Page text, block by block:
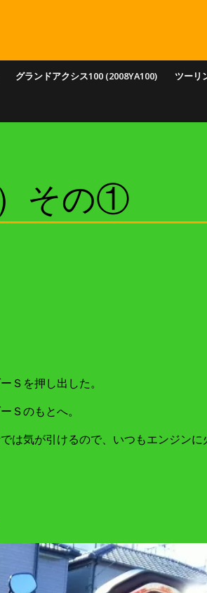
グランドアクシス100 (2008YA100) ツーリ
その①
Ｓを押し出した。
Ｓのもとへ。
気が引けるので、いつもエンジンに